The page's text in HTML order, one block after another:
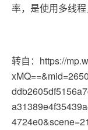
率，是使用多线
转自：https://